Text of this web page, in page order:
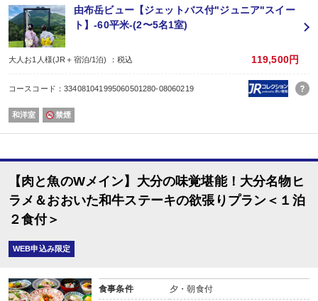
【無料送迎付き】
JRや高速バスでご到着の場合は、JR由布院駅までチェックイン、およびチェ
無料送迎を行っております。（送迎対応時間：14:30〜17:30まで）
※JR由布院駅到着後、14:30以降にお電話をお願いいたします。
※散策などのための送迎は行っておりません。
由布岳ビュー【ジェットバス付"ジュニア"スイー
ト】-60平米-(2〜5名1室)
大人お1人様(JR＋宿泊/1泊) ：税込 119,500円
コースコード：334081041995060501280-08060219
和洋室 禁煙
【肉と魚のWメイン】大分の味覚堪能！大分名物ヒ
ラメ＆おおいた和牛ステーキの欲張りプラン＜１泊
２食付＞
WEB申込み限定
食事条件 夕・朝食付